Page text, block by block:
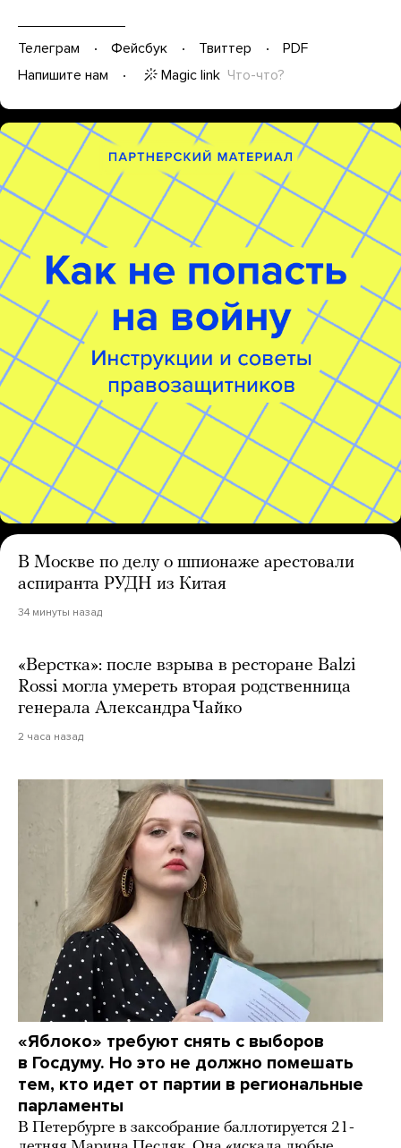
Телеграм Фейсбук Твиттер
PDF
Напишите нам
Magic link Что-что?
В Москве по делу о шпионаже арестовали
аспиранта РУДН из Китая
34 минуты назад
«Верстка»: после взрыва в ресторане Balzi
Rossi могла умереть вторая родственница
генерала Александра Чайко
2 часа назад
«Яблоко» требуют снять с выборов
в Госдуму. Но это не должно помешать
тем, кто идет от партии в региональные
парламенты
В Петербурге в заксобрание баллотируется 21-